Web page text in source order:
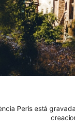
Peris está